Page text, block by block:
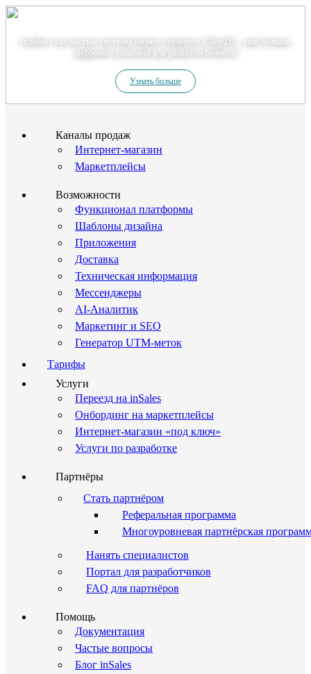
inSales стал частью системы бизнес-сервисов. Сбер2В – еще больше
цифровых решений для развития бизнеса!
Узнать больше
Каналы продаж
Интернет-магазин
Маркетплейсы
Возможности
Функционал платформы
Шаблоны дизайна
Приложения
Доставка
Техническая информация
Мессенджеры
AI-Аналитик
Маркетинг и SEO
Генератор UTM-меток
Тарифы
Услуги
Переезд на inSales
Онбординг на маркетплейсы
Интернет-магазин «под ключ»
Услуги по разработке
Партнёры
Стать партнёром
Реферальная программа
Многоуровневая партнёрская
Нанять специалистов
Портал для разработчиков
FAQ для партнёров
Помощь
Документация
Частые вопросы
Блог inSales